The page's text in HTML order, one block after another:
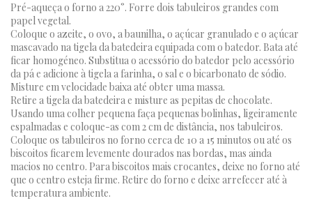
Pré-aqueça o forno a 220°. Forre dois tabuleiros grandes com
papel vegetal.
Coloque o azeite, o ovo, a baunilha, o açúcar granulado e o açúcar
mascavado na tigela da batedeira equipada com o batedor. Bata até
ficar homogéneo. Substitua o acessório do batedor pelo acessório
da pá e adicione à tigela a farinha, o sal e o bicarbonato de sódio.
Misture em velocidade baixa até obter uma massa.
Retire a tigela da batedeira e misture as pepitas de chocolate.
Usando uma colher pequena faça pequenas bolinhas, ligeiramente
espalmadas e coloque-as com 2 cm de distância, nos tabuleiros.
Coloque os tabuleiros no forno cerca de 10 a 15 minutos ou até os
biscoitos ficarem levemente dourados nas bordas, mas ainda
macios no centro. Para biscoitos mais crocantes, deixe no forno até
que o centro esteja firme. Retire do forno e deixe arrefecer até à
temperatura ambiente.